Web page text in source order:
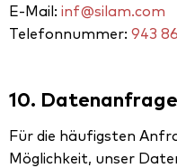
E-Mail: inf@silam.com
Telefonnummer: 943
10.
Für die häufigsten
Möglichkeit, unser